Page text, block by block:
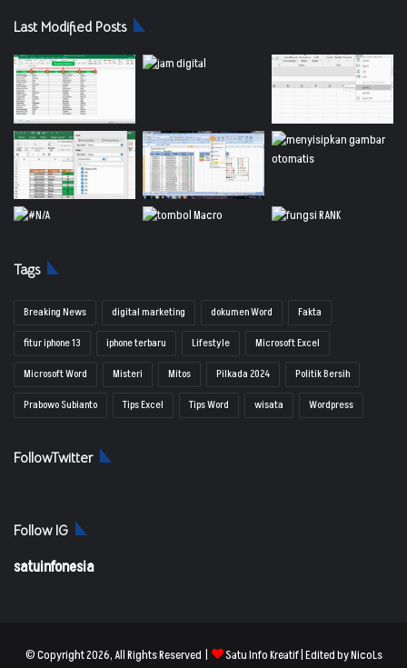
Last Modified Posts
Tags
Breaking News digital marketing dokumen Word
Fakta
fitur iphone 13
iphone terbaru Lifestyle
Microsoft Excel
Microsoft Word
Misteri Mitos Pilkada 2024
Politik Bersih
Prabowo Subianto
Tips Excel Tips Word wisata Wordpress
FollowTwitter
Follow IG
satuinfonesia
© Copyright 2026, All Rights Reserved | Satu Info Kreatif| Edited by NicoLs